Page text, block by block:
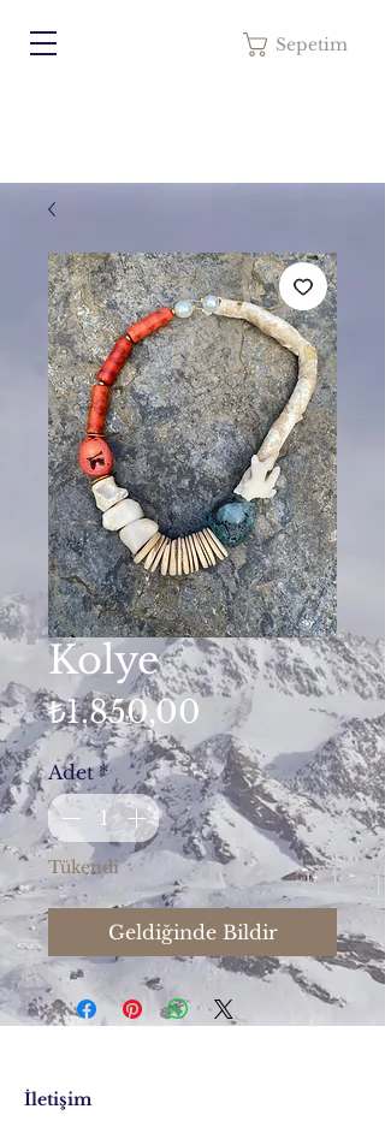
Sepetim
Kolye
₺1.850,00Fiyat
Adet *
Tükendi
Geldiğinde Bildir
İletişim